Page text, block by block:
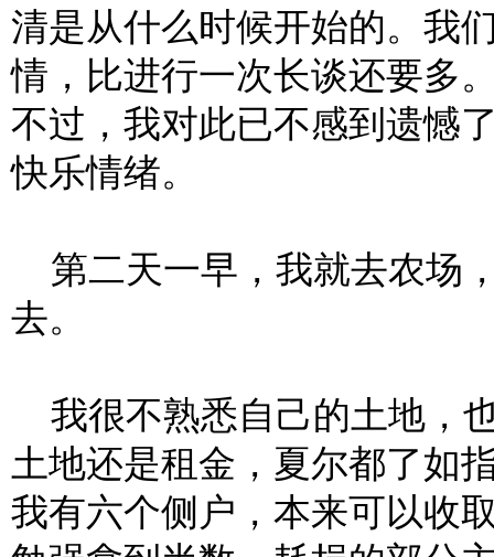
清是从什么时候开始的。我
情，比进行一次长谈还要多
不过，我对此已不感到遗憾
快乐情绪。
第二天一早，我就去农场
去。
我很不熟悉自己的土地，
土地还是租金，夏尔都了如
我有六个侧户，本来可以收